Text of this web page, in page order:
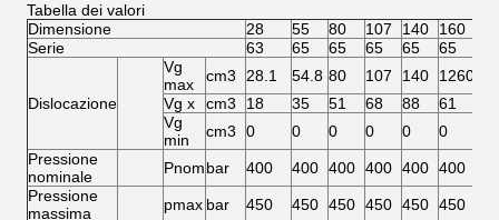
Tabella dei valori
Dimensione
28 55 80 107 140 160
Serie
63 65 65 65 65 65
Dislocazione
Vg
max
cm3 28.1 54.8 80 107 140 1260
Vg x
cm3 18 35 51 68 88 61
Vg
min
cm3 0 0 0 0 0 0
Pressione
nominale
Pnombar 400 400 400 400 400 400
Pressione
massima
pmax bar 450 450 450 450 450 450